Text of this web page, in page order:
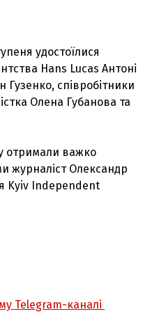
удостоїлися
Hans Lucas Антоні
співробітники
Олена Губанова та
отримали важко
журналіст Олександр
Kyiv Independent
Telegram-каналі